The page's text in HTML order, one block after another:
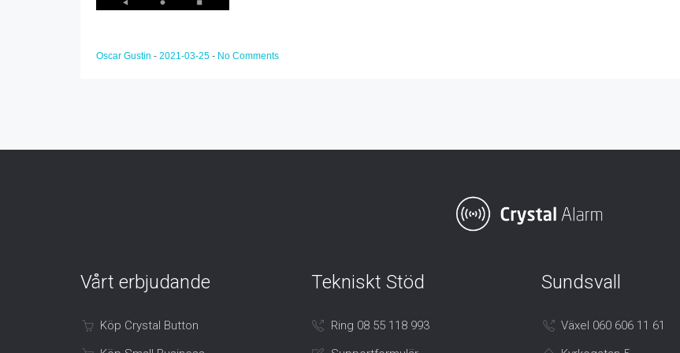
Oscar Gustin - 2021-03-25 - No Comments
Vårt erbjudande
Köp Crystal Button
Tekniskt Stöd
Ring 08 55 118 993
Sundsvall
Växel 060 606 11 61